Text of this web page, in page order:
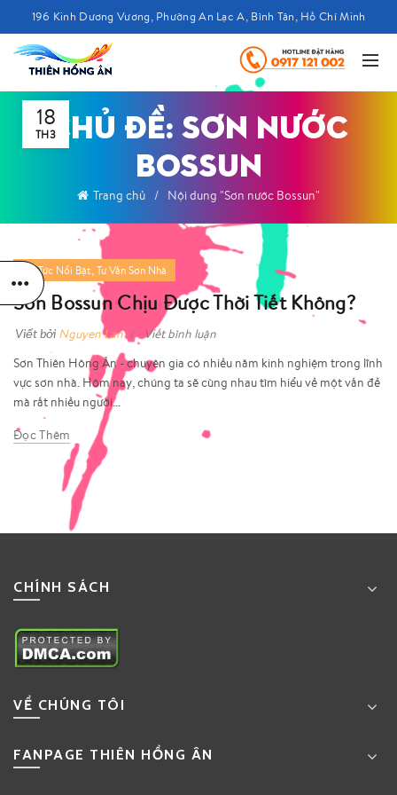
196 Kinh Dương Vương, Phường An Lạc A, Bình Tân, Hồ Chí Minh
CHỦ ĐỀ: SƠN NƯỚC
BOSSUN
Trang chủ Nội dung "Sơn nước Bossun"
18
TH3
Tin Tức Nổi Bật, Tư Vấn Sơn Nhà
Sơn Bossun Chịu Được Thời Tiết Không?
Viết bởi Nguyen Lan
Viết bình luận
Sơn Thiên Hông Ân - chuyên gia có nhiều năm kinh nghiệm trong lĩnh
vực sơn nhà. Hôm nay, chúng ta sẽ cùng nhau tìm hiểu về một vấn đề
mà rất nhiều người...
Đọc Thêm
CHÍNH SÁCH
VỀ CHÚNG TÔI
FANPAGE THIÊN HỒNG ÂN